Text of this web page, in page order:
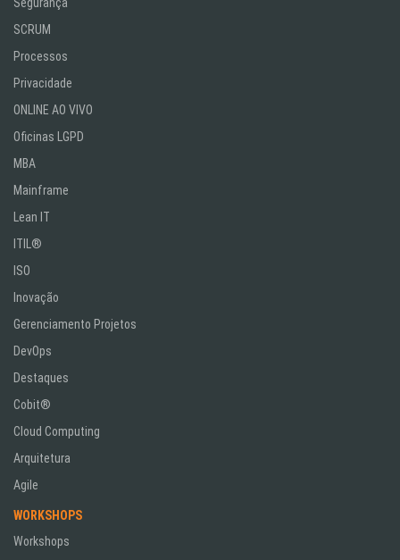
SCRUM
Processos
Privacidade
ONLINE AO VIVO
Oficinas LGPD
MBA
Mainframe
Lean IT
ITIL®
ISO
Inovação
Gerenciamento Projetos
DevOps
Destaques
Cobit®
Cloud Computing
Arquitetura
Agile
WORKSHOPS
Workshops